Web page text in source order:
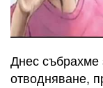
Днес събрахме
отводняване,